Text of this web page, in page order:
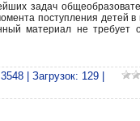
задач
поступления детей в
материал не требует
| Загрузок: 129 |